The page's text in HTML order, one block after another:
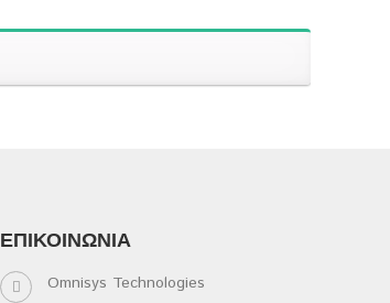
ΕΠΙΚΟΙΝΩΝΊΑ
Omnisys Technologies